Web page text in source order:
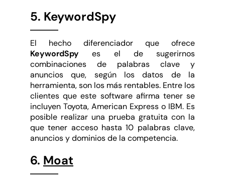
5. KeywordSpy
El hecho diferenciador que ofrece
KeywordSpy es el de sugerirnos
combinaciones de palabras clave y
anuncios que, según los datos de la
herramienta, son los más rentables. Entre los
clientes que este software afirma tener se
incluyen Toyota, American Express o IBM. Es
posible realizar una prueba gratuita con la
que tener acceso hasta 10 palabras clave,
anuncios y dominios de la competencia.
6. Moat